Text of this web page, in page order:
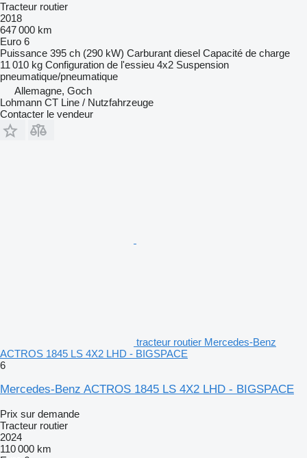
Tracteur routier
2018
647 000 km
Euro 6
Puissance 395 ch (290 kW) Carburant diesel Capacité de charge
11 010 kg Configuration de l'essieu 4x2 Suspension
pneumatique/pneumatique
Allemagne, Goch
Lohmann CT Line / Nutzfahrzeuge
Contacter le vendeur
tracteur routier Mercedes-Benz
ACTROS 1845 LS 4X2 LHD - BIGSPACE
6
Mercedes-Benz ACTROS 1845 LS 4X2 LHD - BIGSPACE
Prix sur demande
Tracteur routier
2024
110 000 km